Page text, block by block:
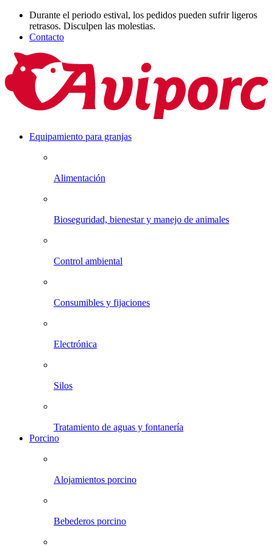
Durante el periodo estival, los pedidos pueden sufrir ligeros
retrasos. Disculpen las molestias.
Contacto
Equipamiento para granjas
Alimentación
Bioseguridad, bienestar y manejo de animales
Control ambiental
Consumibles y fijaciones
Electrónica
Silos
Tratamiento de aguas y fontanería
Porcino
Alojamientos porcino
Bebederos porcino